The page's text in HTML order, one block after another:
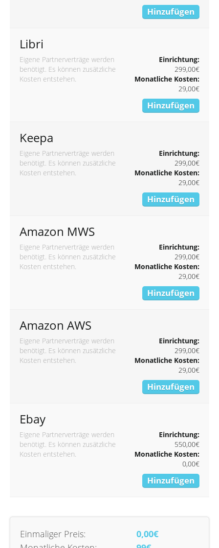
Hinzufügen
Libri
Eigene Partnerverträge werden
benötigt. Es können zusätzliche
Kosten entstehen.
Einrichtung:
299,00€
Monatliche Kosten:
29,00€
Hinzufügen
Keepa
Eigene Partnerverträge werden
benötigt. Es können zusätzliche
Kosten entstehen.
Einrichtung:
299,00€
Monatliche Kosten:
29,00€
Hinzufügen
Amazon MWS
Eigene Partnerverträge werden
benötigt. Es können zusätzliche
Kosten entstehen.
Einrichtung:
299,00€
Monatliche Kosten:
29,00€
Hinzufügen
Amazon AWS
Eigene Partnerverträge werden
benötigt. Es können zusätzliche
Kosten entstehen.
Einrichtung:
299,00€
Monatliche Kosten:
29,00€
Hinzufügen
Ebay
Eigene Partnerverträge werden
benötigt. Es können zusätzliche
Kosten entstehen.
Einrichtung:
550,00€
Monatliche Kosten:
0,00€
Hinzufügen
Einmaliger Preis:
0,00€